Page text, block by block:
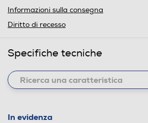
Informazioni sulla consegna
Diritto di recesso
Specifiche tecniche
In evidenza